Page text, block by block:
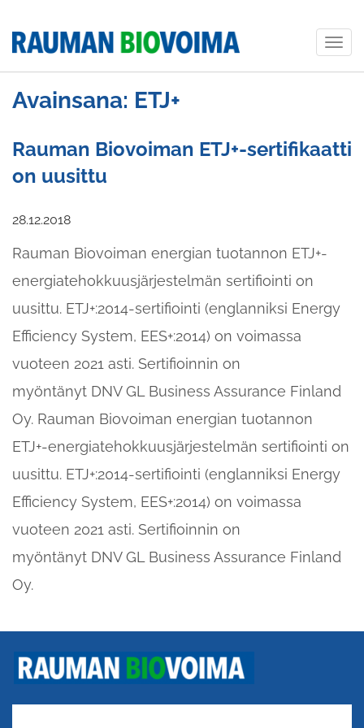
Avainsana: ETJ+
Rauman Biovoiman ETJ+-sertifikaatti
on uusittu
28.12.2018
Rauman Biovoiman energian tuotannon ETJ+-
energiatehokkuusjärjestelmän sertifiointi on
uusittu. ETJ+:2014-sertifiointi (englanniksi Energy
Efficiency System, EES+:2014) on voimassa
vuoteen 2021 asti. Sertifioinnin on
myöntänyt DNV GL Business Assurance Finland
Oy. Rauman Biovoiman energian tuotannon
ETJ+-energiatehokkuusjärjestelmän sertifiointi on
uusittu. ETJ+:2014-sertifiointi (englanniksi Energy
Efficiency System, EES+:2014) on voimassa
vuoteen 2021 asti. Sertifioinnin on
myöntänyt DNV GL Business Assurance Finland
Oy.